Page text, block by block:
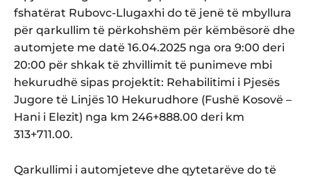
fshatërat Rubovc-Llugaxhi do të jenë të mbyllura
për qarkullim të përkohshëm për këmbësorë dhe
automjete me datë 16.04.2025 nga ora 9:00 deri
20:00 për shkak të zhvillimit të punimeve mbi
hekurudhë sipas projektit: Rehabilitimi i Pjesës
Jugore të Linjës 10 Hekurudhore (Fushë Kosovë –
Hani i Elezit) nga km 246+888.00 deri km
313+711.00.
Qarkullimi i automjeteve dhe qytetarëve do të